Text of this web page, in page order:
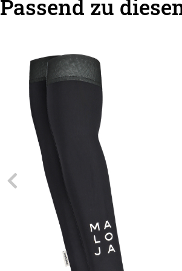
Passend zu